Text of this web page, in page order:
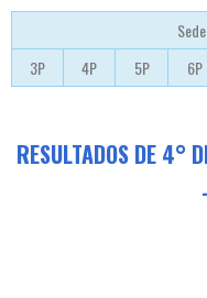
3P
4P 5P 6P
RESULTADOS DE 4°